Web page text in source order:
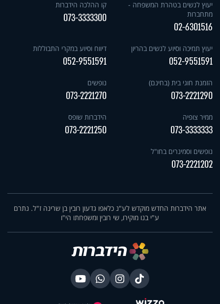
יעוץ לנשים בטהרת המשפחה -
מתחברות
02-6301516
קו ההלכה הידברות
073-3333300
יעוץ תמיכה וסיוע לנשים בהריון
052-9551591
דיווח וסיוע במקרי התבוללות
052-9551591
הזמנת חוגי בית (בחינם)
073-2221290
נופשים
073-2221270
ממיר צופיה
073-3333333
הידברות שופס
073-2221250
נופשים וסמינרים בחו"ל
073-2221202
אתר הידברות החדש מוקדש לע"נ כלאפו גדעון רובין בן שרינה ז"ל. נתרם
ע"י בנו מוקירו, שי רובין ומשפחתו הי"ו